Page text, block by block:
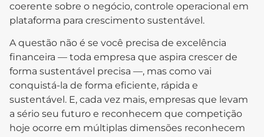
coerente sobre o negócio, controle operacional em
plataforma para crescimento sustentável.
A questão não é se você precisa de excelência
financeira — toda empresa que aspira crescer de
forma sustentável precisa —, mas como vai
conquistá-la de forma eficiente, rápida e
sustentável. E, cada vez mais, empresas que levam
a sério seu futuro e reconhecem que competição
hoje ocorre em múltiplas dimensões reconhecem